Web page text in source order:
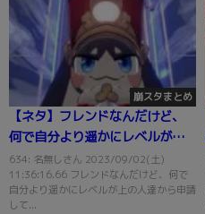
崩スタまとめ
【ネタ】フレンドなんだけど、
何で自分より遥かにレベルが上
の人達から申請してくれるのか
不思議
634: 名無しさん 2023/09/02(土)
11:36:16.66 フレンドなんだけど、何で
自分より遥かにレベルが上の人達から申請
して...